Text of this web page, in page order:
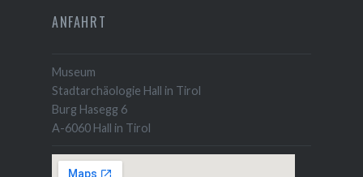
ANFAHRT
Museum
Stadtarchäologie Hall in Tirol
Burg Hasegg 6
A-6060 Hall in Tirol